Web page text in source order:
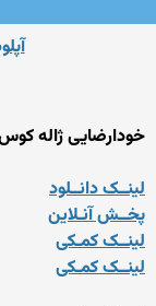
خودارضایی ژاله
لینــک دانــلود
پخــش آنـلاین
لینــک کمـکی
لینــک کمـکی